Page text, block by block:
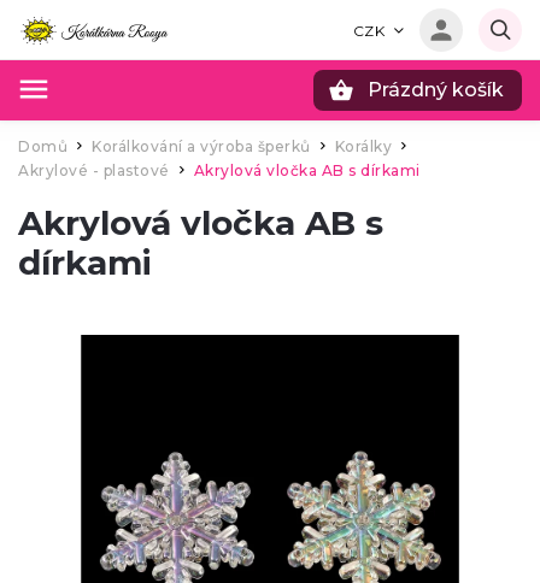
CZK
Prázdný košík
Domů / Korálkování a výroba šperků Korálky /
Akrylové - plastové
Akrylová vločka AB s dírkami
Akrylová vločka AB s
dírkami